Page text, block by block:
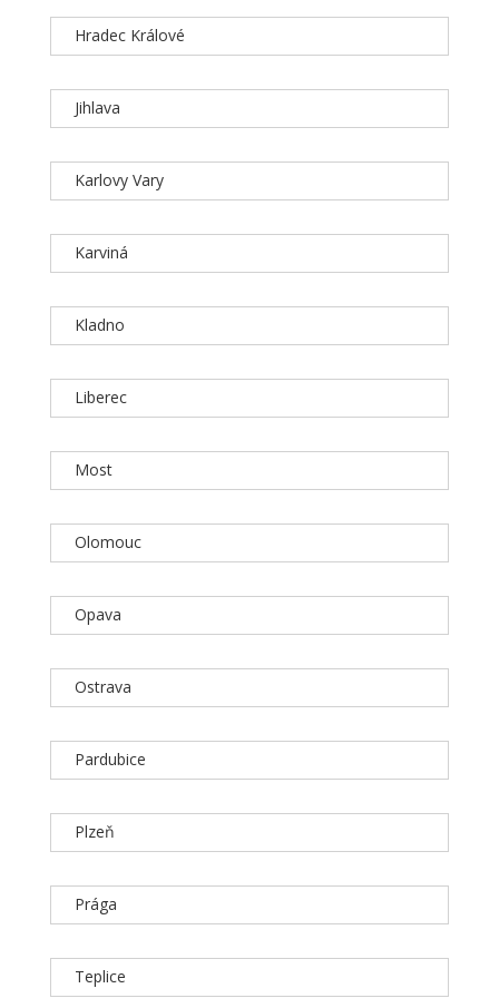
Hradec Králové
Jihlava
Karlovy Vary
Karviná
Kladno
Liberec
Most
Olomouc
Opava
Ostrava
Pardubice
Plzeň
Prága
Teplice